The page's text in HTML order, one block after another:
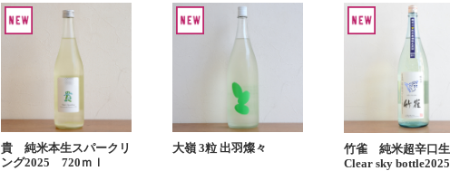
貴 純米本生スパークリ
ング2025 720ｍｌ
大嶺 3粒 出羽燦々
竹雀 純米超辛口生
Clear sky bottle2025